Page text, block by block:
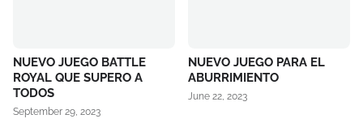
NUEVO JUEGO BATTLE
ROYAL QUE SUPERO A
TODOS
September 29, 2023
NUEVO JUEGO PARA EL
ABURRIMIENTO
June 22, 2023